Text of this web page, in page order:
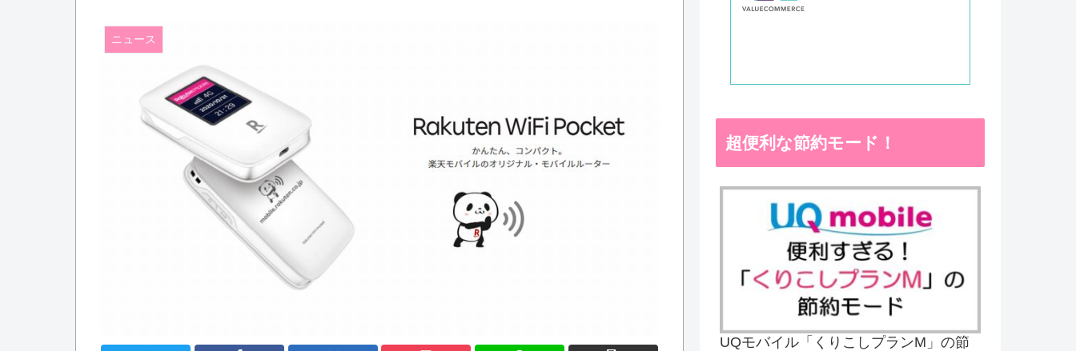
ニュース
超便利な節約モード！
UQモバイル「くりこしプランM」の節